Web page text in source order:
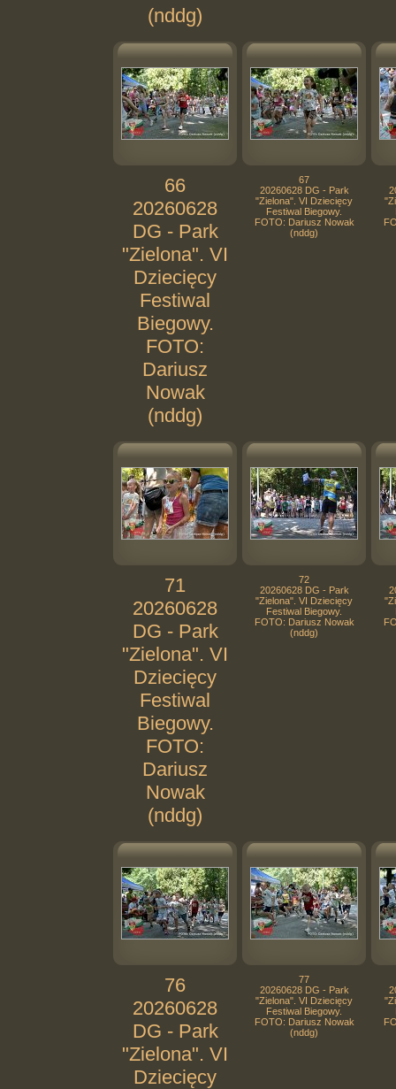
(nddg)
66
20260628
DG - Park
"Zielona". VI
Dziecięcy
Festiwal
Biegowy.
FOTO:
Dariusz
Nowak
(nddg)
67
20260628 DG - Park
"Zielona". VI Dziecięcy
Festiwal Biegowy.
FOTO: Dariusz Nowak
(nddg)
71
20260628
DG - Park
"Zielona". VI
Dziecięcy
Festiwal
Biegowy.
FOTO:
Dariusz
Nowak
(nddg)
72
20260628 DG - Park
"Zielona". VI Dziecięcy
Festiwal Biegowy.
FOTO: Dariusz Nowak
(nddg)
76
20260628
DG - Park
"Zielona". VI
Dziecięcy
77
20260628 DG - Park
"Zielona". VI Dziecięcy
Festiwal Biegowy.
FOTO: Dariusz Nowak
(nddg)